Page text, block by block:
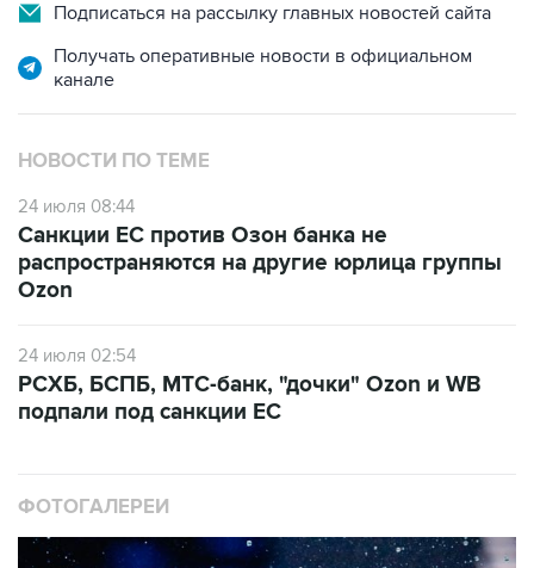
Подписаться на рассылку главных новостей сайта
Получать оперативные новости в официальном
канале
НОВОСТИ ПО ТЕМЕ
24 июля 08:44
Санкции ЕС против Озон банка не
распространяются на другие юрлица группы
Ozon
24 июля 02:54
РСХБ, БСПБ, МТС-банк, "дочки" Ozon и WB
подпали под санкции ЕС
ФОТОГАЛЕРЕИ